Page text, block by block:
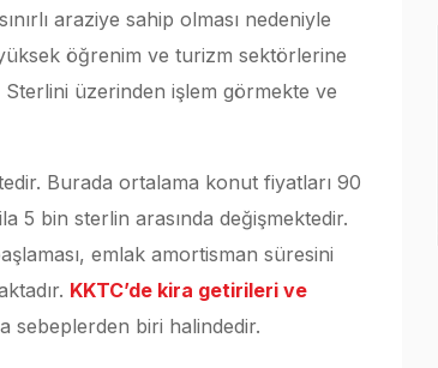
araziye sahip olması nedeniyle
öğrenim ve turizm sektörlerine
Sterlini üzerinden işlem görmekte ve
Burada ortalama konut fiyatları 90
5 bin sterlin arasında değişmektedir.
emlak amortisman süresini
KKTC’de kira getirileri ve
sebeplerden biri halindedir.